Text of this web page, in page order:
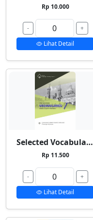
Rp 10.000
-
+
Lihat Detail
Selected Vocabularies 1
Rp 11.500
-
+
Lihat Detail